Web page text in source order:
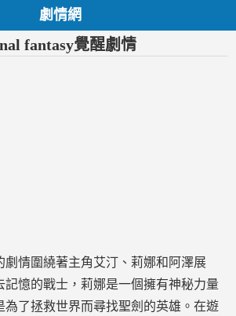
劇情網
fantasy覺醒劇情
劇情圍繞著主角艾汀、莉娜和阿澤展
記憶的戰士，莉娜是一個擁有神秘力量
為了拯救世界而尋找聖劍的英雄。在遊